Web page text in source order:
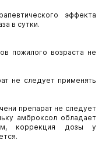
эффекта
в сутки.
пожилого возраста не
не следует применять
препарат не следует
амброксол обладает
коррекция дозы у